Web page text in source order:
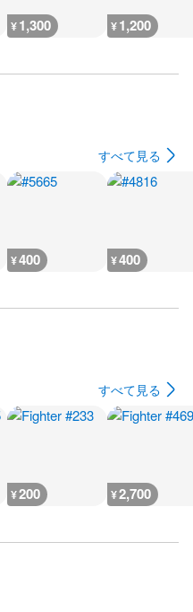
¥1,300 ¥1,200
すべて見る
¥400 ¥400
すべて見る
¥200 ¥2,700